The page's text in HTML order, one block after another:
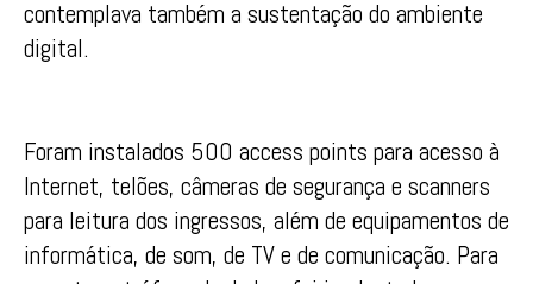
contemplava também a sustentação do ambiente
digital.
Foram instalados 500 access points para acesso à
Internet, telões, câmeras de segurança e scanners
para leitura dos ingressos, além de equipamentos de
informática, de som, de TV e de comunicação. Para